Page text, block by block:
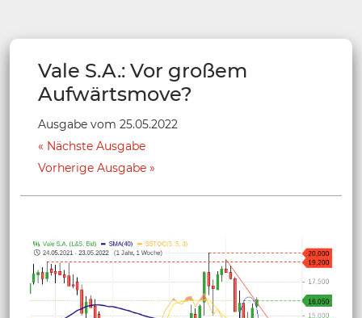
Vale S.A.: Vor großem
Aufwärtsmove?
Ausgabe vom 25.05.2022
Nächste Ausgabe
Vorherige Ausgabe